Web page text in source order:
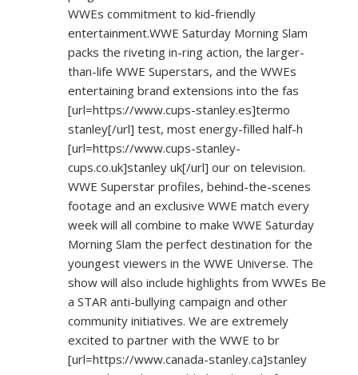
WWEs commitment to kid-friendly
entertainment.WWE Saturday Morning Slam
packs the riveting in-ring action, the larger-
than-life WWE Superstars, and the WWEs
entertaining brand extensions into the fas
[url=https://www.cups-stanley.es]termo
stanley[/url] test, most energy-filled half-h
[url=https://www.cups-stanley-
cups.co.uk]stanley uk[/url] our on television.
WWE Superstar profiles, behind-the-scenes
footage and an exclusive WWE match every
week will all combine to make WWE Saturday
Morning Slam the perfect destination for the
youngest viewers in the WWE Universe. The
show will also include highlights from WWEs Be
a STAR anti-bullying campaign and other
community initiatives. We are extremely
excited to partner with the WWE to br
[url=https://www.canada-stanley.ca]stanley